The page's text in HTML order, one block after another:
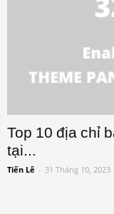
Top 10 địa chỉ
tại...
Tiến Lê - 31 Tháng 10, 2023